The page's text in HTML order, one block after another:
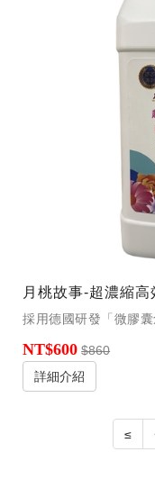
月桃故事-超濃縮
NT$600 $860
詳細介紹
≤